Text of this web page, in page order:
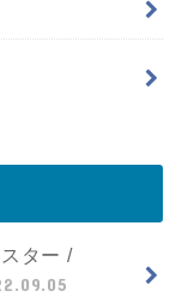
ター /